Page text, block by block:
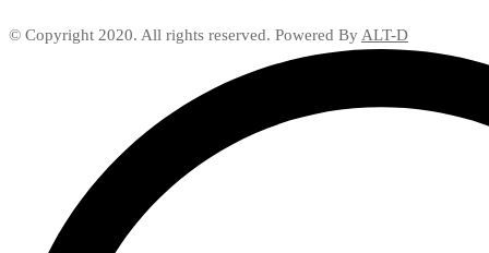
© Copyright 2020. All rights reserved. Powered By ALT-D